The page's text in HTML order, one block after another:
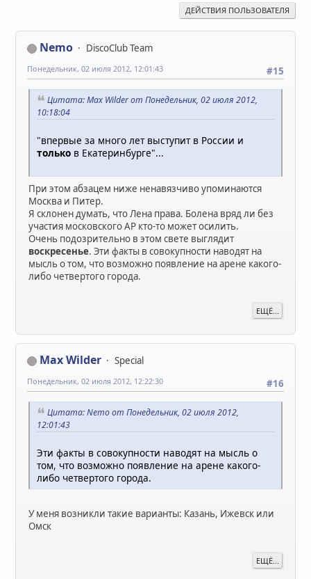
ДЕЙСТВИЯ ПОЛЬЗОВАТЕЛЯ
Nemo
DiscoClub Team
#15
Понедельник, 02 июля 2012, 12:01:43
Цитата: Max Wilder от Понедельник, 02 июля 2012,
10:18:04
"впервые за много лет выступит в России и
только в Екатеринбурге"...
При этом абзацем ниже ненавязчиво упоминаются
Москва и Питер.
Я склонен думать, что Лена права. Болена вряд ли без
участия московского АР кто-то может осилить.
Очень подозрительно в этом свете выглядит
воскресенье. Эти факты в совокупности наводят на
мысль о том, что возможно появление на арене какого-
либо четвертого города.
ЕЩЁ...
Max Wilder
Special
#16
Понедельник, 02 июля 2012, 12:22:30
Цитата: Nemo от Понедельник, 02 июля 2012,
12:01:43
Эти факты в совокупности наводят на мысль о
том, что возможно появление на арене какого-
либо четвертого города.
У меня возникли такие варианты: Казань, Ижевск или
Омск
ЕЩЁ...